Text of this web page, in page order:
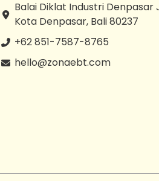
Balai Diklat Industri Denpasar
Kota Denpasar, Bali 80237
+62 851-7587-8765
hello@zonaebt.com